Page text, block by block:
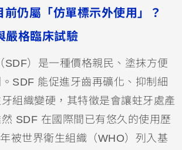
前仍屬「仿單標示外使用」？
嚴格臨床試驗
SDF）是一種價格親民、塗抹方便
SDF 能促進 牙齒再礦化、抑制細
組織變硬，其特徵是會讓蛀牙處產
SDF 在國際間已有悠久的使用歷
被世界衛生組織（WHO）列入基